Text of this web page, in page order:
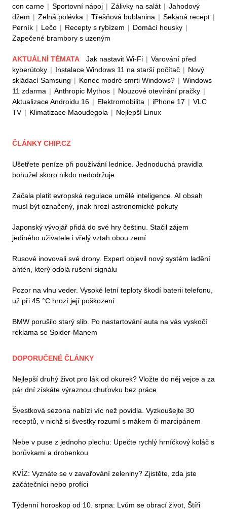
con carne | Sportovní nápoj | Zálivky na salát | Jahodový
džem | Zelná polévka | Třešňová bublanina | Sekaná recept |
Perník | Lečo | Recepty s rybízem | Domácí housky |
Zapečené brambory s uzeným
AKTUÁLNÍ TÉMATA Jak nastavit Wi-Fi | Varování před
kyberútoky | Instalace Windows 11 na starší počítač | Nový
skládací Samsung | Konec modré smrti Windows? | Windows
11 zdarma | Anthropic Mythos | Nouzové otevírání pračky |
Aktualizace Androidu 16 | Elektromobilita | iPhone 17 | VLC
TV | Klimatizace Maoudegola | Nejlepší Linux
ČLÁNKY CHIP.CZ
Ušetřete peníze při používání lednice. Jednoduchá pravidla
bohužel skoro nikdo nedodržuje
Začala platit evropská regulace umělé inteligence. AI obsah
musí být označený, jinak hrozí astronomické pokuty
Japonský vývojář přidá do své hry češtinu. Stačil zájem
jediného uživatele i vřelý vztah obou zemí
Rusové inovovali své drony. Expert objevil nový systém ladění
antén, který odolá rušení signálu
Pozor na vlnu veder. Vysoké letní teploty škodí baterii telefonu,
už při 45 °C hrozí její poškození
BMW porušilo starý slib. Po nastartování auta na vás vyskočí
reklama se Spider-Manem
DOPORUČENÉ ČLÁNKY
Nejlepší druhý život pro lák od okurek? Vložte do něj vejce a za
pár dní získáte výraznou chuťovku bez práce
Švestková sezona nabízí víc než povidla. Vyzkoušejte 30
receptů, v nichž si švestky rozumí s mákem či marcipánem
Nebe v puse z jednoho plechu: Upečte rychlý hrníčkový koláč s
borůvkami a drobenkou
KVÍZ: Vyznáte se v zavařování zeleniny? Zjistěte, zda jste
začátečníci nebo profíci
Týdenní horoskop od 10. srpna: Lvům se obrací život, Štíři